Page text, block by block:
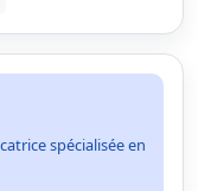
spécialisée en